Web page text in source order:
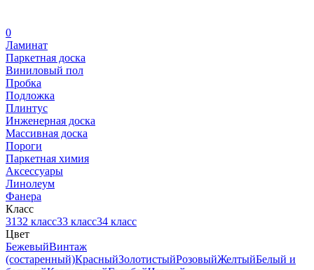
0
Ламинат
Паркетная доска
Виниловый пол
Пробка
Подложка
Плинтус
Инженерная доска
Массивная доска
Пороги
Паркетная химия
Аксессуары
Линолеум
Фанера
Класс
3132 класс33 класс34 класс
Цвет
БежевыйВинтаж
(состаренный)КрасныйЗолотистыйРозовыйЖелтыйБелый и